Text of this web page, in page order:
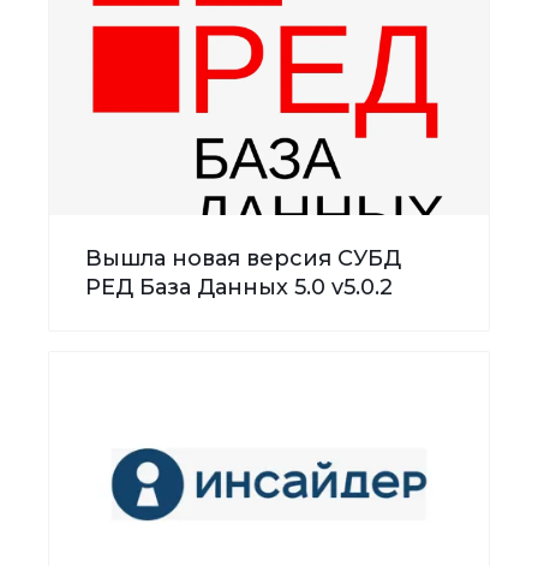
Вышла новая версия СУБД
РЕД База Данных 5.0 v5.0.2